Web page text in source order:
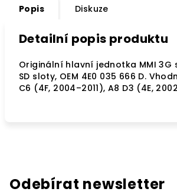
Popis Diskuze
Detailní popis produktu
Originální hlavní jednotka MMI 3G
SD sloty, OEM 4E0 035 666 D.
C6 (4F, 2004–2011), A8 D3 (4E,
Odebírat newsletter